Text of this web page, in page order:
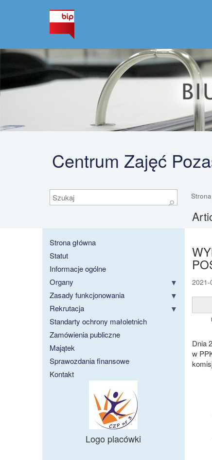
Centrum Zajęć
Szukaj
⚲
Strona główna
Statut
Informacje ogólne
Organy
Zasady funkcjonowania
Rekrutacja
Standarty ochrony małoletnich
Zamówienia publiczne
Majątek
Sprawozdania finansowe
Kontakt
Logo placówki
2021-
Dnia
w